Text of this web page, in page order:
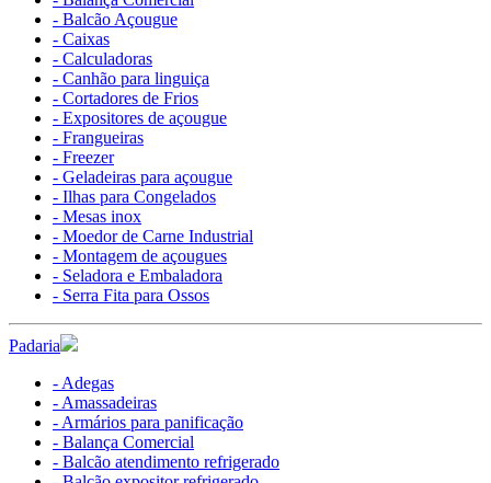
- Balcão Açougue
- Caixas
- Calculadoras
- Canhão para linguiça
- Cortadores de Frios
- Expositores de açougue
- Frangueiras
- Freezer
- Geladeiras para açougue
- Ilhas para Congelados
- Mesas inox
- Moedor de Carne Industrial
- Montagem de açougues
- Seladora e Embaladora
- Serra Fita para Ossos
Padaria
- Adegas
- Amassadeiras
- Armários para panificação
- Balança Comercial
- Balcão atendimento refrigerado